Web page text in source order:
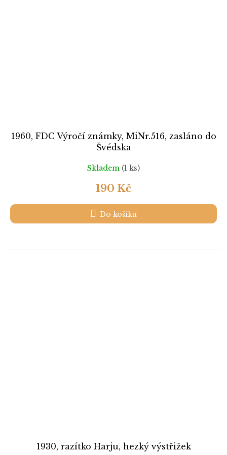
1960, FDC Výročí známky, MiNr.516, zasláno do
Švédska
Skladem (1 ks)
190 Kč
Do košíku
1930, razítko Harju, hezký výstřižek